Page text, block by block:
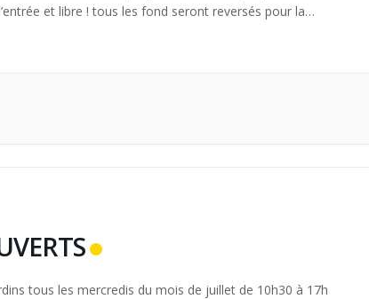
et libre ! tous les fond seront reversés pour la
tous les mercredis du mois de juillet de 10h30 à 17h